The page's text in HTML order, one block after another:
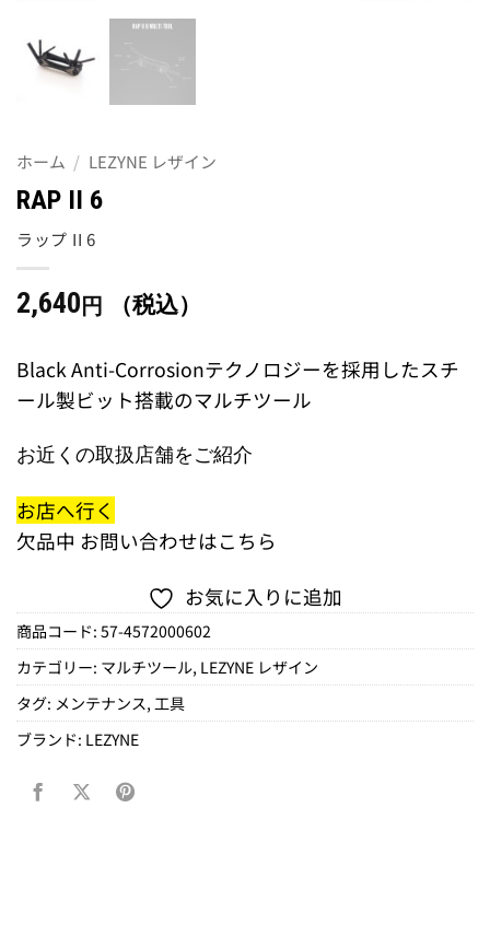
ホーム / LEZYNE レザイン
RAP II 6
ラップ II 6
2,640 円 （税込）
Black Anti-Corrosionテクノロジーを採用したスチ
ール製ビット搭載のマルチツール
お近くの取扱店舗をご紹介
お店へ行く
欠品中 お問い合わせはこちら
お気に入りに追加
商品コード: 57-4572000602
カテゴリー: マルチツール, LEZYNE レザイン
タグ: メンテナンス, 工具
ブランド: LEZYNE